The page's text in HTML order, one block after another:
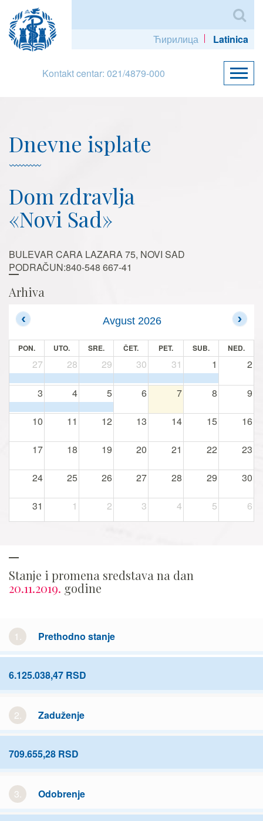
Ћирилица Latinica
Kontakt centar: 021/4879-000
Dnevne isplate
Dom zdravlja
«Novi Sad»
BULEVAR CARA LAZARA 75, NOVI SAD
PODRAČUN:840-548 667-41
Arhiva
Avgust 2026
PON. UTO. SRE. ČET. PET. SUB. NED.
27 28 29 30 31 1 2
3 4 5 6 7 8 9
10 11 12 13 14 15 16
17 18 19 20 21 22 23
24 25 26 27 28 29 30
31 1 2 3 4 5 6
Stanje i promena sredstava na dan
20.11.2019. godine
1. Prethodno stanje
6.125.038,47 RSD
2. Zaduženje
709.655,28 RSD
3. Odobrenje